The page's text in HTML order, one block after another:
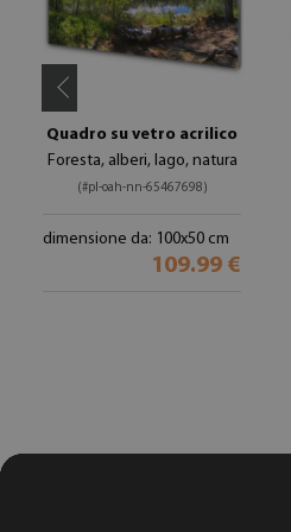
Quadro su vetro acrilico
Foresta, alberi, lago, natura
(#pl-oah-nn-65467698)
dimensione da: 100x50 cm
109.99 €